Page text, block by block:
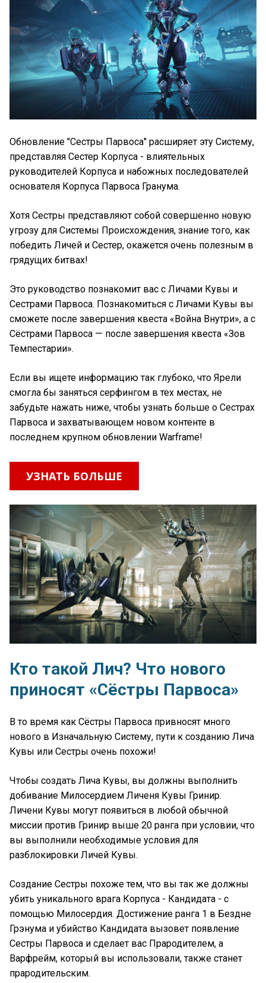
Обновление "Сестры Парвоса" расширяет эту Систему,
представляя Сестер Корпуса - влиятельных
руководителей Корпуса и набожных последователей
основателя Корпуса Парвоса Гранума.
Хотя Сестры представляют собой совершенно новую
угрозу для Системы Происхождения, знание того, как
победить Личей и Сестер, окажется очень полезным в
грядущих битвах!
Это руководство познакомит вас с Личами Кувы и
Сестрами Парвоса. Познакомиться с Личами Кувы вы
сможете после завершения квеста «Война Внутри», а с
Сёстрами Парвоса — после завершения квеста «Зов
Темпестарии».
Если вы ищете информацию так глубоко, что Ярели
смогла бы заняться серфингом в тех местах, не
забудьте нажать ниже, чтобы узнать больше о Сестрах
Парвоса и захватывающем новом контенте в
последнем крупном обновлении Warframe!
УЗНАТЬ БОЛЬШЕ
Кто такой Лич? Что нового
приносят «Сёстры Парвоса»
В то время как Сёстры Парвоса привносят много
нового в Изначальную Систему, пути к созданию Лича
Кувы или Сестры очень похожи!
Чтобы создать Лича Кувы, вы должны выполнить
добивание Милосердием Личеня Кувы Гринир.
Личени Кувы могут появиться в любой обычной
миссии против Гринир выше 20 ранга при условии, что
вы выполнили необходимые условия для
разблокировки Личей Кувы.
Создание Сестры похоже тем, что вы так же должны
убить уникального врага Корпуса - Кандидата - с
помощью Милосердия. Достижение ранга 1 в Бездне
Грэнума и убийство Кандидата вызовет появление
Сестры Парвоса и сделает вас Прародителем, а
Варфрейм, который вы использовали, также станет
прародительским.